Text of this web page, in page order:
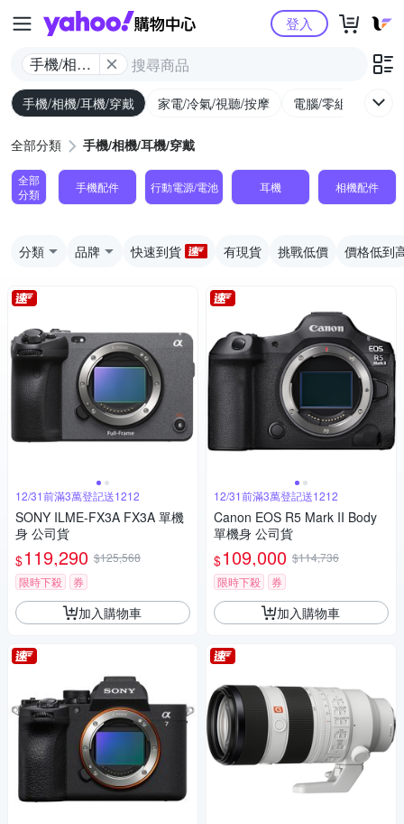
Yahoo購物中心
手機/相機/
耳機/穿戴
登入
手機/相機/耳機/穿戴 家電/冷氣/視聽/按摩 電腦/零組件/週邊/
全部分類 手機/相機/耳機/穿戴
全部
分類
手機配件 行動電源/電池 耳機 相機配件
分類 品牌 快速到貨 有現貨 挑戰低價 價格低到
12/31前滿3萬登記送1212
SONY ILME-FX3A FX3A 單機
身 公司貨
$119,290 $125,568
限時下殺
券
加入購物車
12/31前滿3萬登記送1212
Canon EOS R5 Mark II Body
單機身 公司貨
$109,000 $114,736
限時下殺
券
加入購物車